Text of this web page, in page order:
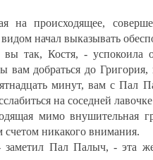
на происходящее,
начал выказывать
так, Костя, - успокоила
вам добраться до Григория,
минут, вам с Пал
на соседней
мимо внушительная
никакого внимания.
заметил Пал Палыч, - эта